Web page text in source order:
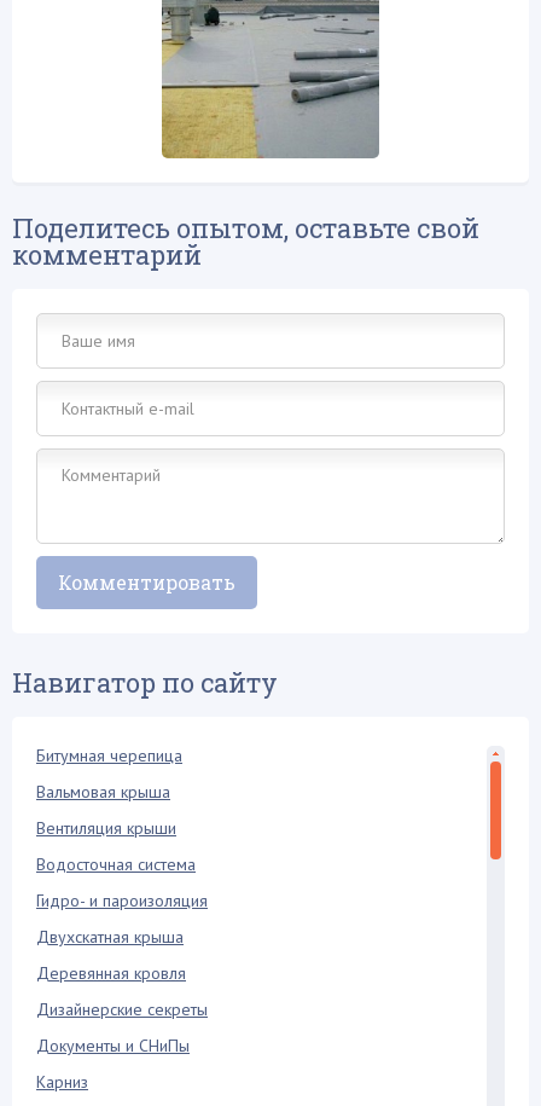
Поделитесь опытом, оставьте свой
комментарий
Навигатор по сайту
Битумная черепица
Вальмовая крыша
Вентиляция крыши
Водосточная система
Гидро- и пароизоляция
Двухскатная крыша
Деревянная кровля
Дизайнерские секреты
Документы и СНиПы
Карниз